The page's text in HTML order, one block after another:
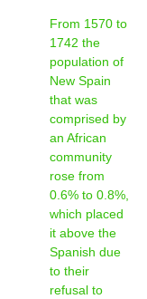
From 1570 to
1742 the
population of
New Spain
that was
comprised by
an African
community
rose from
0.6% to 0.8%,
which placed
it above the
Spanish due
to their
refusal to